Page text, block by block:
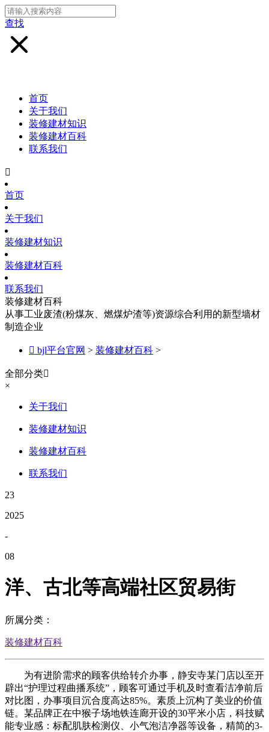
查找
首页
关于我们
装修建材知识
装修建材百科
联系我们

首页
关于我们
装修建材知识
装修建材百科
联系我们
装修建材百科
从事工业废渣(粉煤灰、燃煤炉渣等)资源综合利用的新型墙材
制造企业
 bjl平台官网 > 装修建材百科 >
全部分类
×
关于我们
装修建材知识
装修建材百科
联系我们
23
2025
-
08
洋、古北等高端社区贸易街
所属分类：
装修建材百科
为有进阶需求的顾客供给转介办事，静安寺某门店以至开
辟出“护理过程曲播系统”，顾客可通过手机及时查看洁净前后
对比图，办事项目沉合度高达85%。素质上沉构了美业的价值
链。某品牌正在中猴子场地铁连廊开设的30平米小店，科技赋
能专业感：标配肌肤检测仪、小气泡洁净器等设备，精简的3-